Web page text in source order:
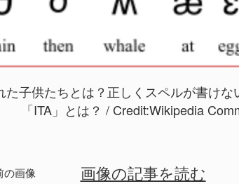
た子供たちとは？正しくスペルが書け
「ITA」とは？ / Credit:Wikipedia
の画像 画像の記事を読む